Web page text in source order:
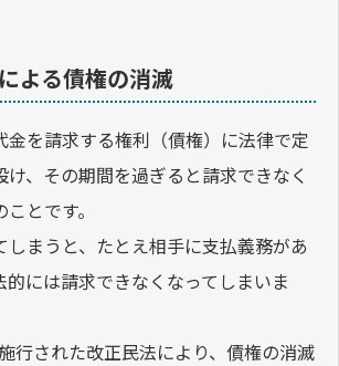
よる債権の消滅
金を請求する権利（債権）に法律で定
け、その期間を過ぎると請求できなく
とです。
しまうと、たとえ相手に支払義務があ
的には請求できなくなってしまいま
行された改正民法により、債権の消滅